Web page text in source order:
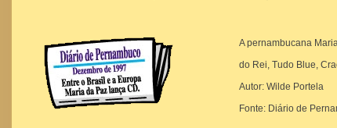
A pernambucana
do Rei, Tudo Blue,
Autor: Wilde Portela
Fonte: Diário de